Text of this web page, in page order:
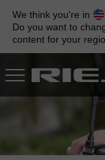
navigation
content
We think you're in
Do you want to
content for your